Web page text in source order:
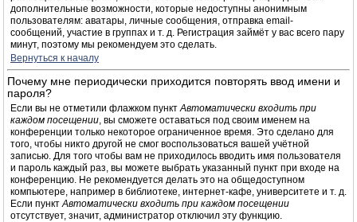
дополнительные возможности, которые недоступны анонимным
пользователям: аватары, личные сообщения, отправка email-
сообщений, участие в группах и т. д. Регистрация займёт у вас всего пару
минут, поэтому мы рекомендуем это сделать.
Вернуться к началу
Почему мне периодически приходится повторять ввод имени и
пароля?
Если вы не отметили флажком пунктАвтоматически входить при
каждом посещении, вы сможете оставаться под своим именем на
конференции только некоторое ограниченное время. Это сделано для
того, чтобы никто другой не смог воспользоваться вашей учётной
записью. Для того чтобы вам не приходилось вводить имя пользователя
и пароль каждый раз, вы можете выбрать указанный пункт при входе на
конференцию. Не рекомендуется делать это на общедоступном
компьютере, например в библиотеке, интернет-кафе, университете и т. д.
Если пунктАвтоматически входить при каждом посещении
отсутствует, значит, администратор отключил эту функцию.